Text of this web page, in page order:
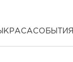
КРАСАСОБЫТИЯ